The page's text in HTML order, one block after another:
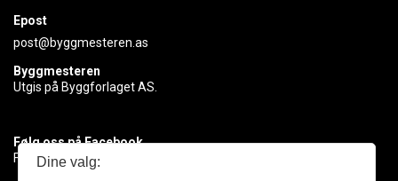
Epost
post@byggmesteren.as
Byggmesteren
Utgis på Byggforlaget AS.
Følg oss på Facebook
Få med deg det siste innen byggebransjen
Dine valg: